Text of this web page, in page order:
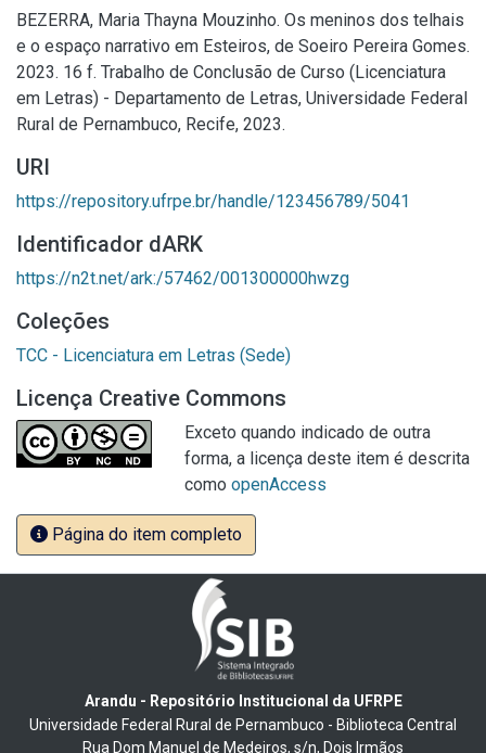
BEZERRA, Maria Thayna Mouzinho. Os meninos dos telhais
e o espaço narrativo em Esteiros, de Soeiro Pereira Gomes.
2023. 16 f. Trabalho de Conclusão de Curso (Licenciatura
em Letras) - Departamento de Letras, Universidade Federal
Rural de Pernambuco, Recife, 2023.
URI
https://repository.ufrpe.br/handle/123456789/5041
Identificador dARK
https://n2t.net/ark:/57462/001300000hwzg
Coleções
TCC - Licenciatura em Letras (Sede)
Licença Creative Commons
Exceto quando indicado de outra
forma, a licença deste item é descrita
como openAccess
Página do item completo
Arandu - Repositório Institucional da UFRPE
Universidade Federal Rural de Pernambuco - Biblioteca Central
Rua Dom Manuel de Medeiros, s/n, Dois Irmãos